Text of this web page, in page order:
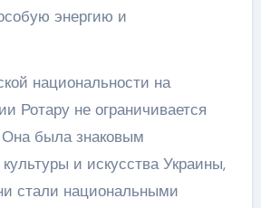
энергию и
национальности на
Ротару не ограничивается
Она была знаковым
и искусства Украины,
стали национальными